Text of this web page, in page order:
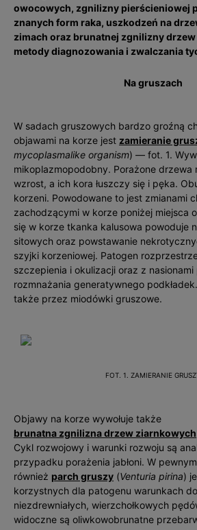
owocowych, zgnilizny pierścieniowej
znanych form raka, uszkodzeń na
zimach oraz brunatnej zgnilizny
metody diagnozowania i zwalczania
Na gruszach
W sadach gruszowych bardzo groźną
objawami na korze jest zamieranie
mycoplasmalike organism) — fot. 1.
mikoplazmopodobny. Porażone drzewa
wzrost, a ich kora łuszczy się i pęka.
korzeni. Powodowane to jest zmianami
zachodzącymi w korze poniżej miejsca
się w korze tkanka kalusowa powoduje
sitowych oraz powstawanie
szyjki korzeniowej. Patogen
szczepienia i okulizacji oraz z
rozmnażania generatywnego
także przez miodówki gruszowe.
FOT. 1. ZAMIERANIE
Objawy na korze wywołuje także
brunatna zgnilizna drzew ziarnkowych
Cykl rozwojowy i warunki rozwoju są
przypadku porażenia jabłoni. W
również parch gruszy (Venturia pirina)
korzystnych dla patogenu warunkach
niezdrewniałych, wierzchołkowych
widoczne są oliwkowobrunatne